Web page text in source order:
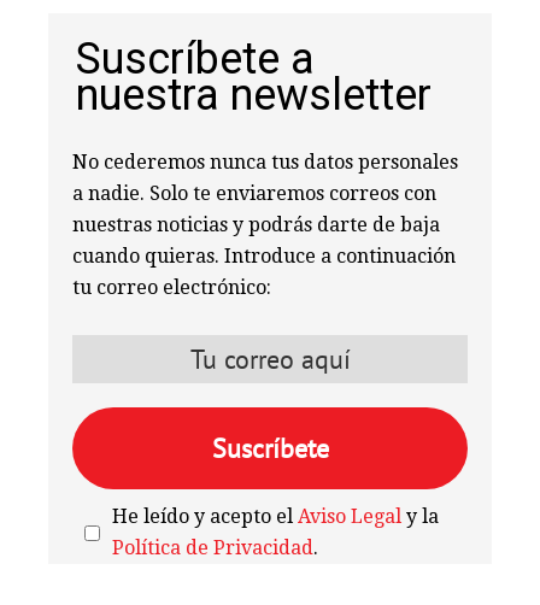
Suscríbete a
nuestra newsletter
No cederemos nunca tus datos personales
a nadie. Solo te enviaremos correos con
nuestras noticias y podrás darte de baja
cuando quieras. Introduce a continuación
tu correo electrónico:
He leído y acepto elAviso Legal y la
Política de Privacidad.